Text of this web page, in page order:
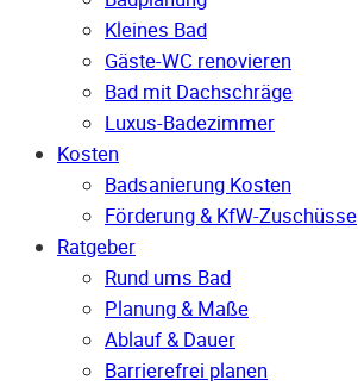
Kleines Bad
Gäste-WC renovieren
Bad mit Dachschräge
Luxus-Badezimmer
Kosten
Badsanierung Kosten
Förderung & KfW-Zuschüsse
Ratgeber
Rund ums Bad
Planung & Maße
Ablauf & Dauer
Barrierefrei planen